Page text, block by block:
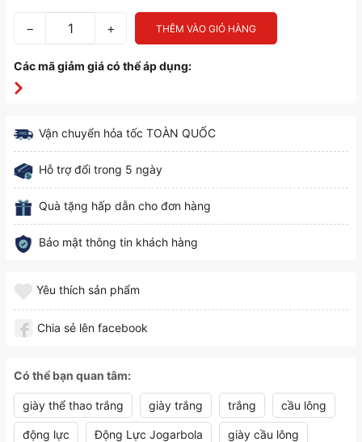
− + THÊM VÀO GIỎ HÀNG
Các mã giảm giá có thể áp dụng:
Vận chuyển hỏa tốc TOÀN QUỐC
Hỗ trợ đổi trong 5 ngày
Quà tặng hấp dẫn cho đơn hàng
Bảo mật thông tin khách hàng
Yêu thích sản phẩm
Chia sẻ lên facebook
Có thể bạn quan tâm:
giày thể thao trắng giày trắng trắng cầu lông
động lực Động Lực Jogarbola giày cầu lông